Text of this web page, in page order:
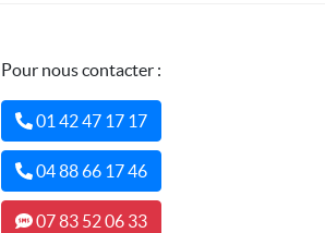
Pour nous contacter :
01 42 47 17 17
04 88 66 17 46
07 83 52 06 33